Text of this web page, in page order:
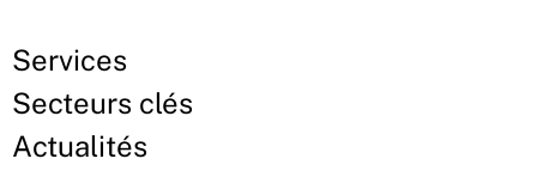
Services
Secteurs clés
Actualités